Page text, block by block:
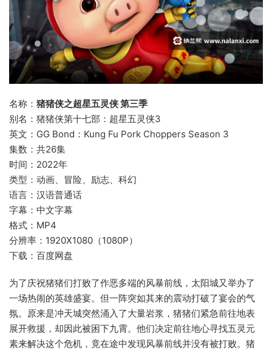
名称： 猪猪侠之超星五灵侠 第三季
别名：猪猪侠第十七部：超星五灵侠3
英文：GG Bond：Kung Fu Pork Choppers Season 3
集数：共26集
时间：2022年
类型：动画、冒险、励志、科幻
语言：汉语普通话
字幕：中文字幕
格式：MP4
分辨率：1920X1080（1080P）
下载：百度网盘
为了庆祝猪猪们打败了作恶多端的风暴前线，太阳城又举办了
一场热闹的英雄盛宴。但一阵突如其来的震动打破了宴会的气
氛。原来是冲天城突然涌入了大量岩浆，猪猪们紧急前往地表
展开救援，却因此被困下九霄。他们决定前往地心寻找五灵元
素来解决这个危机，竟在途中发现风暴前线并没有被打败。猪